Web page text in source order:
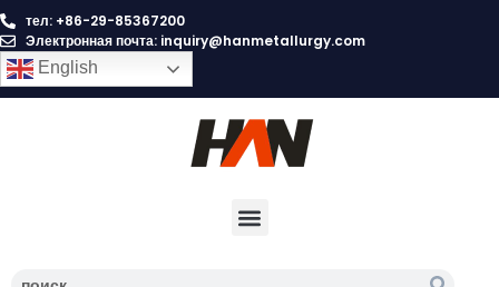
тел: +86-29-85367200
Электронная почта: inquiry@hanmetallurgy.com
English